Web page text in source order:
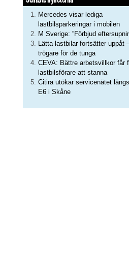
Mercedes visar lediga
lastbilsparkeringar i mobilen
M Sverige: ”Förbjud
Lätta lastbilar fortsätter uppåt
trögare för de tunga
CEVA: Bättre arbetsvillkor får
lastbilsförare att stanna
Citira utökar servicenätet längs
E6 i Skåne